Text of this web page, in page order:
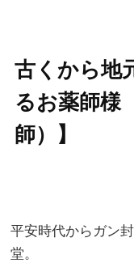
古くから地
るお薬師様
師）】
平安時代からガン
堂。